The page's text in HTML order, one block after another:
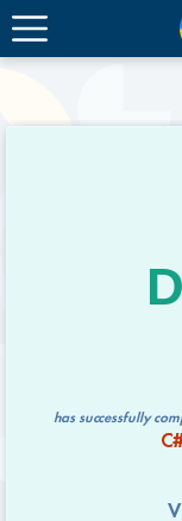
has successfully